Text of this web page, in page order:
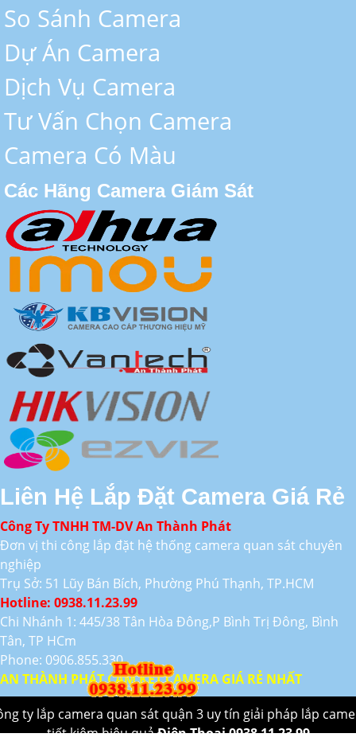
So Sánh Camera
Dự Án Camera
Dịch Vụ Camera
Tư Vấn Chọn Camera
Camera Có Màu
Các Hãng Camera Giám Sát
Liên Hệ Lắp Đặt Camera Giá Rẻ
Công Ty TNHH TM-DV An Thành Phát
Đơn vị thi công lắp đặt hệ thống camera quan sát chuyên
nghiệp
Trụ Sở: 51 Lũy Bán Bích, Phường Phú Thạnh, TP.HCM
Hotline: 0938.11.23.99
Chi Nhánh 1: 445/38 Tân Hòa Đông,P Bình Trị Đông, Bình
Tân, TP HCm
Phone: 0906.855.330
AN THÀNH PHÁT CAM KẾT CAMERA GIÁ RẺ NHẤT
ty lắp camera quan sát quận 3 uy tín giải pháp lắp
tiết kiệm hiệu quảĐiên Thoại 0938 11 23 99